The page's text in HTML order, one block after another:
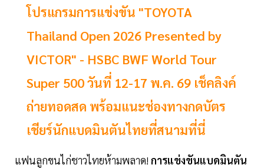
โปรแกรมการแข่งขัน "TOYOTA
Thailand Open 2026 Presented by
VICTOR" - HSBC BWF World Tour
Super 500 วันที่ 12-17 พ.ค. 69 เช็คลิงค์
ถ่ายทอดสด พร้อมแนะช่องทางกดบัตร
เชียร์นักแบดมินตันไทยที่สนามที่นี่
แฟนลูกขนไก่ชาวไทยห้ามพลาด! การแข่งขันแบดมินตัน